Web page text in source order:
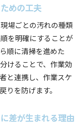
めの工夫
場ごとの汚れの種類
を明確にすることが
順に清掃を進めた
けることで、作業効
と連携し、作業スケ
りを防げます。
差が生まれる理由